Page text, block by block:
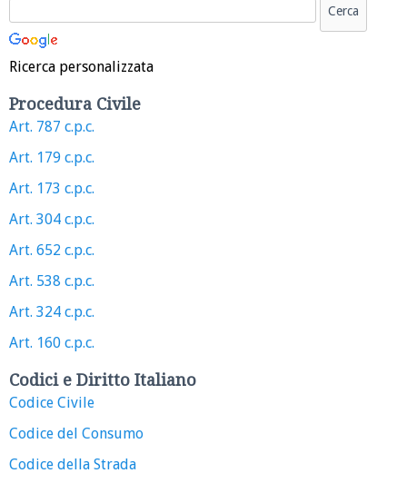
Ricerca personalizzata
Procedura Civile
Art. 787 c.p.c.
Art. 179 c.p.c.
Art. 173 c.p.c.
Art. 304 c.p.c.
Art. 652 c.p.c.
Art. 538 c.p.c.
Art. 324 c.p.c.
Art. 160 c.p.c.
Codici e Diritto Italiano
Codice Civile
Codice del Consumo
Codice della Strada